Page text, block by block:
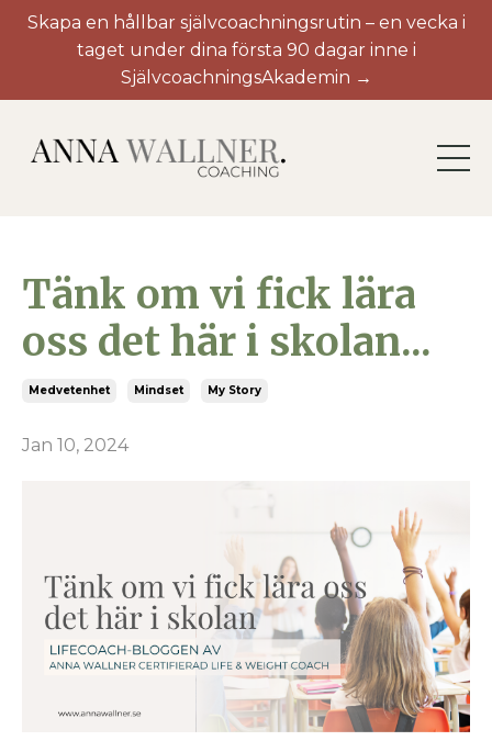
Skapa en hållbar självcoachningsrutin – en vecka i
taget under dina första 90 dagar inne i
SjälvcoachningsAkademin →
Tänk om vi fick lära
oss det här i skolan...
Medvetenhet Mindset My Story
Jan 10, 2024